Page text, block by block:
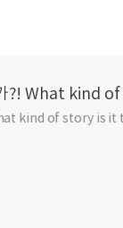
?! What kind
kind of story is it t